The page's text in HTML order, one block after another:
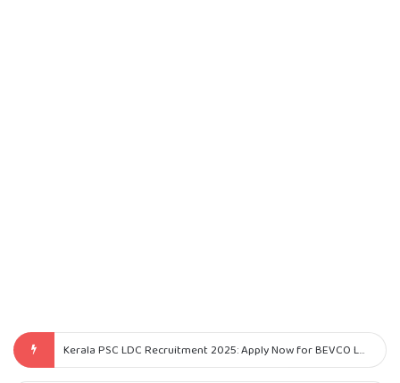
Kerala PSC Lower Division Typist Recruitment 2025 – Apply Online